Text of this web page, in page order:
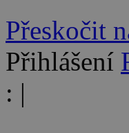
Přeskočit
Přihlášení
: |